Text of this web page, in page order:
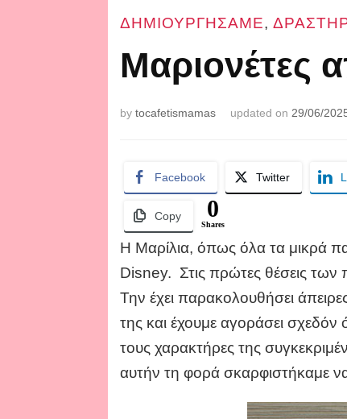
ΔΗΜΙΟΥΡΓΗΣΑΜΕ,
Μαριονέτες
bytocafetismamas updated on 29/06/
Facebook Twitter
Copy 0
Shares
Η Μαρίλια, όπως όλα τα μικρά
Disney. Στις πρώτες θέσεις των
Την έχει παρακολουθήσει
της και έχουμε αγοράσει
τους χαρακτήρες της
αυτήν τη φορά σκαρφιστήκαμε